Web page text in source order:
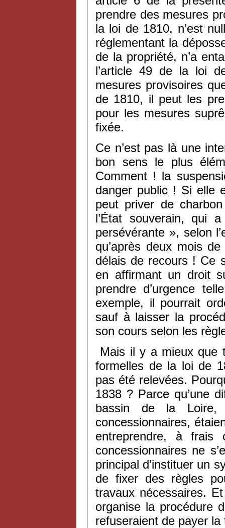
prendre des mesures
la loi de 1810, n’est
réglementant la
de la propriété, n’a
l’article 49 de la loi
mesures provisoires
de 1810, il peut les
pour les mesures
fixée.
Ce n’est pas là une
bon sens le plus
Comment ! la
danger public ! Si elle
peut priver de
l’État souverain, qui
persévérante », selon
qu’après deux mois
délais de recours ! Ce
en affirmant un droit
prendre d’urgence
exemple, il pourrait
sauf à laisser la
son cours selon les
Mais il y a mieux que
formelles de la loi de
pas été relevées.
1838 ? Parce qu’une
bassin de la Loire,
concessionnaires,
entreprendre, à frais
concessionnaires ne
principal d’instituer un
de fixer des règles
travaux nécessaires.
organise la procédure
refuseraient de payer la